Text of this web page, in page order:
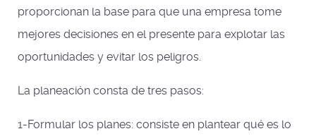
proporcionan la base para que una empresa tome
mejores decisiones en el presente para explotar las
oportunidades y evitar los peligros.
La planeación consta de tres pasos:
1-Formular los planes: consiste en plantear qué es lo